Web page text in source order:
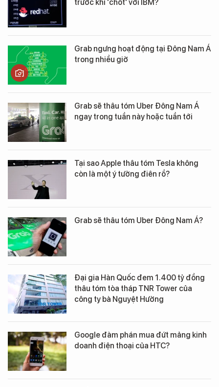
trước khi 'chốt' với IBM?
Grab ngưng hoạt động tại Đông Nam Á
trong nhiều giờ
Grab sẽ thâu tóm Uber Đông Nam Á
ngay trong tuần này hoặc tuần tới
Tại sao Apple thâu tóm Tesla không
còn là một ý tưởng điên rồ?
Grab sẽ thâu tóm Uber Đông Nam Á?
Đại gia Hàn Quốc đem 1.400 tỷ đồng
thâu tóm tòa tháp TNR Tower của
công ty bà Nguyệt Hường
Google đàm phán mua đứt mảng kinh
doanh điện thoại của HTC?